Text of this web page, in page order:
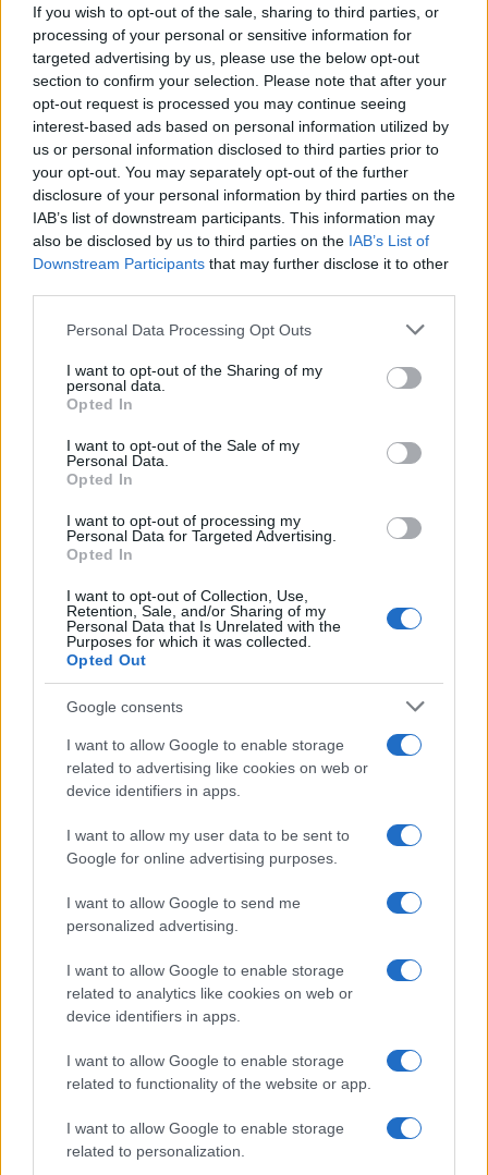
If you wish to opt-out of the sale, sharing to third parties, or
processing of your personal or sensitive information for
targeted advertising by us, please use the below opt-out
section to confirm your selection. Please note that after your
opt-out request is processed you may continue seeing
interest-based ads based on personal information utilized by
us or personal information disclosed to third parties prior to
your opt-out. You may separately opt-out of the further
disclosure of your personal information by third parties on the
IAB’s list of downstream participants. This information may
also be disclosed by us to third parties on the IAB’s List of
Downstream Participants that may further disclose it to other
Please note that this website/app uses one or more Google
not limited to your visit or usage behaviour. You may click to
grant or deny consent to Google and its third-party tags to
use your data for below specified purposes in below Google
consent section.
Personal Data Processing Opt Outs
I want to opt-out of the Sharing of my
personal data.
Opted In
I want to opt-out of the Sale of my
Personal Data.
Opted In
I want to opt-out of processing my
Personal Data for Targeted Advertising.
Opted In
I want to opt-out of Collection, Use,
Retention, Sale, and/or Sharing of my
Personal Data that Is Unrelated with the
Purposes for which it was collected.
Opted Out
Google consents
I want to allow Google to enable storage
related to advertising like cookies on web or
device identifiers in apps.
I want to allow my user data to be sent to
Google for online advertising purposes.
I want to allow Google to send me
personalized advertising.
I want to allow Google to enable storage
related to analytics like cookies on web or
device identifiers in apps.
I want to allow Google to enable storage
related to functionality of the website or app.
I want to allow Google to enable storage
related to personalization.
AUTORE
Staff
Continua a leggere
NERD NEWS
Pieve Comics 2026: tutto ciò che devi sapere
sull’evento nerd di Perugia
Andrea Conforti · 6 Ago 2026